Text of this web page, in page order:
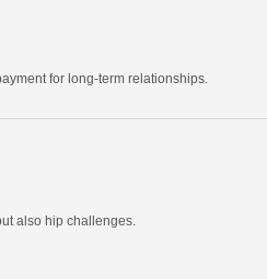
for long-term relationships.
also hip challenges.